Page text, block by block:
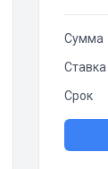
Сумма
Ставка
Срок